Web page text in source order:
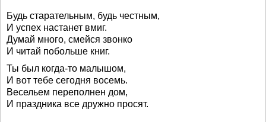
Будь старательным, будь честным,
И успех настанет вмиг.
Думай много, смейся звонко
И читай побольше книг.
Ты был когда-то малышом,
И вот тебе сегодня восемь.
Весельем переполнен дом,
И праздника все дружно просят.